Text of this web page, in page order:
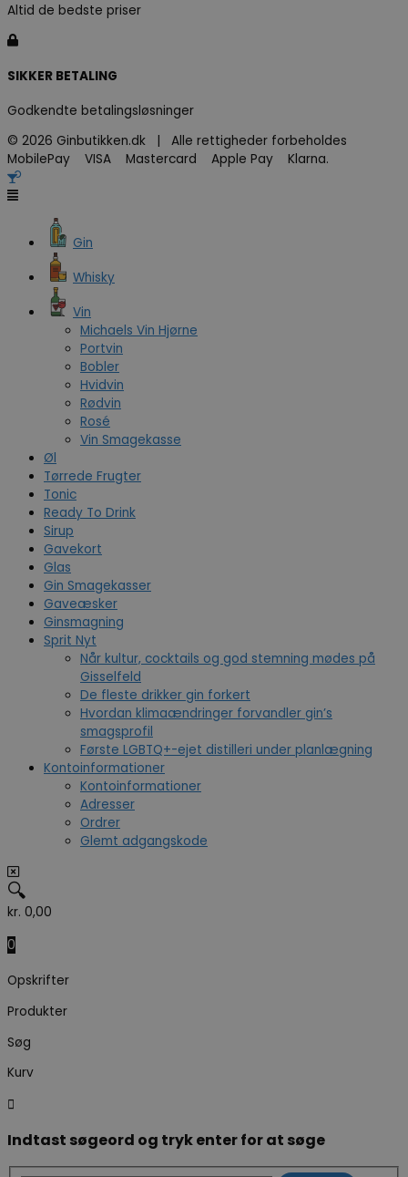
Altid de bedste priser
SIKKER BETALING
Godkendte betalingsløsninger
© 2026 Ginbutikken.dk | Alle rettigheder forbeholdes
MobilePay VISA Mastercard Apple Pay Klarna.
Gin
Whisky
Vin
Michaels Vin Hjørne
Portvin
Bobler
Hvidvin
Rødvin
Rosé
Vin Smagekasse
Øl
Tørrede Frugter
Tonic
Ready To Drink
Sirup
Gavekort
Glas
Gin Smagekasser
Gaveæsker
Ginsmagning
Sprit Nyt
Når kultur, cocktails og god stemning mødes på
Gisselfeld
De fleste drikker gin forkert
Hvordan klimaændringer forvandler gin’s
smagsprofil
Første LGBTQ+-ejet distilleri under planlægning
Kontoinformationer
Kontoinformationer
Adresser
Ordrer
Glemt adgangskode
🔍
kr. 0,00
0
Opskrifter
Produkter
Søg
Kurv
Indtast søgeord og tryk enter for at søge